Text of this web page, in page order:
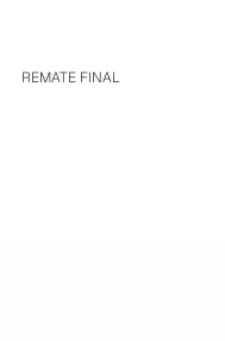
REMATE FINAL